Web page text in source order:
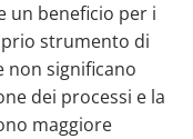
un beneficio per i
strumento di
non significano
dei processi e la
maggiore